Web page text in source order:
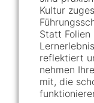
Kultur
Statt
reflektiert
nehmen
mit, die